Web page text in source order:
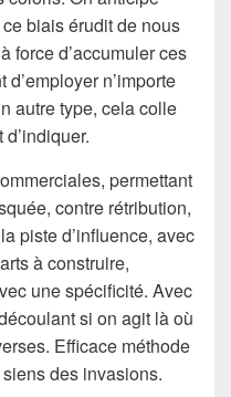
biais érudit de nous
force d’accumuler ces
n’importe
autre type, cela colle
permettant
contre rétribution,
piste d’influence, avec
à construire,
une spécificité. Avec
si on agit là où
Efficace méthode
des invasions.